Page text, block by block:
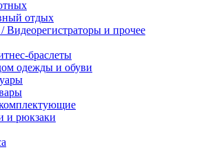
отдых
Видеорегистраторы и прочее
браслеты
одежды и обуви
и рюкзаки